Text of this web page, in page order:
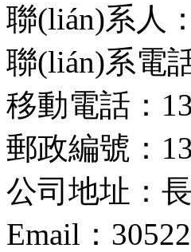
聯(lián)系人
聯(lián)系電
移動電話：
郵政編號：
公司地址：
Email：